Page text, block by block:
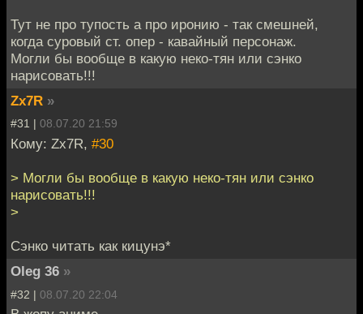
Тут не про тупость а про иронию - так смешней,
когда суровый ст. опер - кавайный персонаж.
Могли бы вообще в какую неко-тян или сэнко
нарисовать!!!
Zx7R »
#31 | 08.07.20 21:59
Кому: Zx7R, #30
> Могли бы вообще в какую неко-тян или сэнко
нарисовать!!!
>
Сэнко читать как кицунэ*
Oleg 36 »
#32 | 08.07.20 22:04